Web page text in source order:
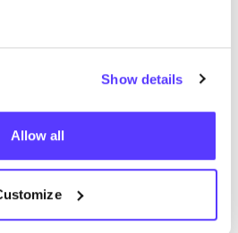
Show details
Allow all
undhand­werk­li­che
neu­es Leben
und es
fär­ben. Ein wei­te­res krea­ti­ves
Pake­tevon Stu­dio
dasnatür­li­che Fär­ben